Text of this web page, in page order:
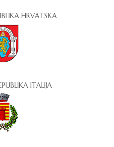
HRVATSKA
ITALIJA